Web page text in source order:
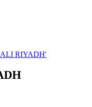
RIYADH'